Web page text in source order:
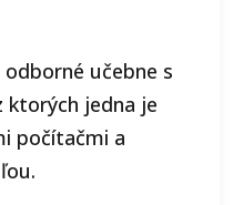
učebne s
jedna je
počítačmi a